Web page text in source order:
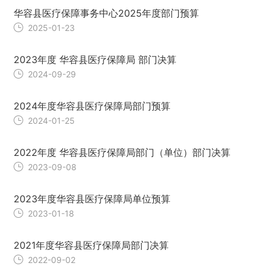
华容县医疗保障事务中心2025年度部门预算
2025-01-23
2023年度 华容县医疗保障局 部门决算
2024-09-29
2024年度华容县医疗保障局部门预算
2024-01-25
2022年度 华容县医疗保障局部门（单位）部门决算
2023-09-08
2023年度华容县医疗保障局单位预算
2023-01-18
2021年度华容县医疗保障局部门决算
2022-09-02